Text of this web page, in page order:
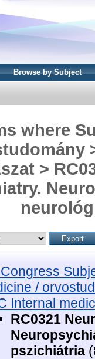
Browse by Subject
where
>
/
Internal
RC0321
pszichiátria